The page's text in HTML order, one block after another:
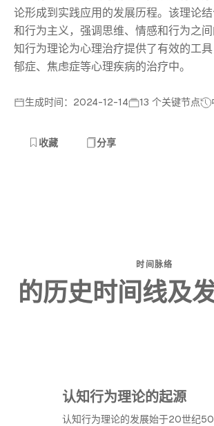
论形成到实践应用的发展历程。该理论
和行为主义，强调思维、情感和行为之
知行为理论为心理治疗提供了有效的工
郁症、焦虑症等心理疾病的治疗中。
生成时间：2024-12-14 13 个关键节点
收藏 分享
时间脉络
的历史时间线及
认知行为理论的起源
认知行为理论的发展始于20世纪